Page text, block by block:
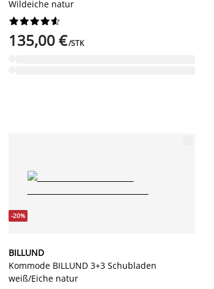
Wildeiche natur






135,00 €/STK
-20%
BILLUND
Kommode BILLUND 3+3 Schubladen
weiß/Eiche natur